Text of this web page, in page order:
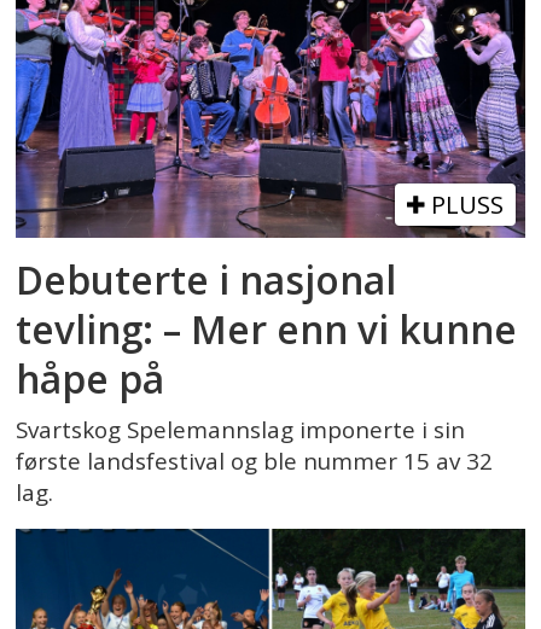
PLUSS
Debuterte i nasjonal
tevling: – Mer enn vi kunne
håpe på
Svartskog Spelemannslag imponerte i sin
første landsfestival og ble nummer 15 av 32
lag.